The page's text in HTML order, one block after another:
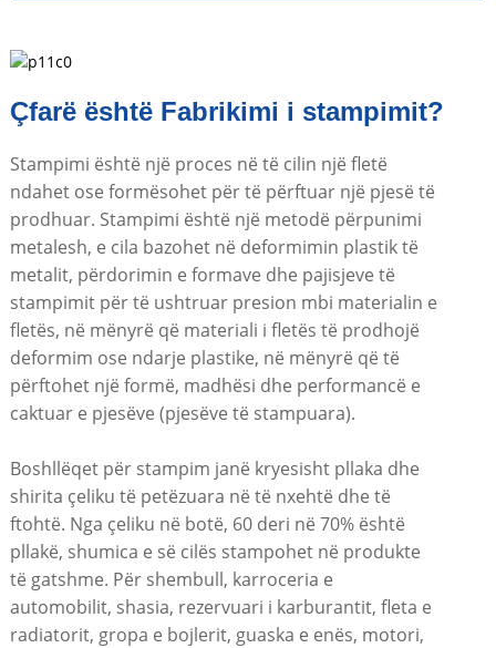
Çfarë është Fabrikimi i stampimit?
Stampimi është një proces në të cilin një fletë
ndahet ose formësohet për të përftuar një pjesë të
prodhuar. Stampimi është një metodë përpunimi
metalesh, e cila bazohet në deformimin plastik të
metalit, përdorimin e formave dhe pajisjeve të
stampimit për të ushtruar presion mbi materialin e
fletës, në mënyrë që materiali i fletës të prodhojë
deformim ose ndarje plastike, në mënyrë që të
përftohet një formë, madhësi dhe performancë e
caktuar e pjesëve (pjesëve të stampuara).
Boshllëqet për stampim janë kryesisht pllaka dhe
shirita çeliku të petëzuara në të nxehtë dhe të
ftohtë. Nga çeliku në botë, 60 deri në 70% është
pllakë, shumica e së cilës stampohet në produkte
të gatshme. Për shembull, karroceria e
automobilit, shasia, rezervuari i karburantit, fleta e
radiatorit, gropa e bojlerit, guaska e enës, motori,